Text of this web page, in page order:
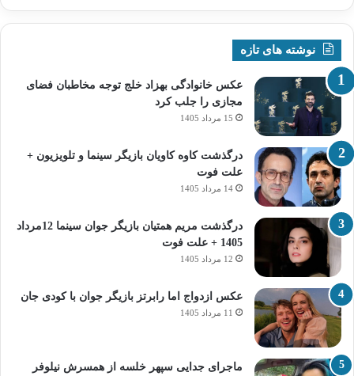
نوشته های تازه
عکس خانوادگی بهزاد خلج توجه مخاطبان فضای
مجازی را جلب کرد
15 مرداد 1405
درگذشت کاوه کاویان بازیگر سینما و تلویزیون +
علت فوت
14 مرداد 1405
درگذشت مریم همتیان بازیگر جوان سینما 12مرداد
1405 + علت فوت
12 مرداد 1405
عکس ازدواج اما رابرتز بازیگر جوان با کودی جان
11 مرداد 1405
ماجرای جدایی سپهر خلسه از همسرش نیلوفر